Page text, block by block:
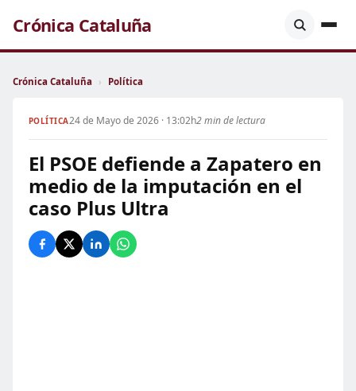
Crónica Cataluña
Crónica Cataluña › Política
POLÍTICA24 de Mayo de 2026 · 13:02h2 min de lectura
El PSOE defiende a Zapatero en
medio de la imputación en el
caso Plus Ultra